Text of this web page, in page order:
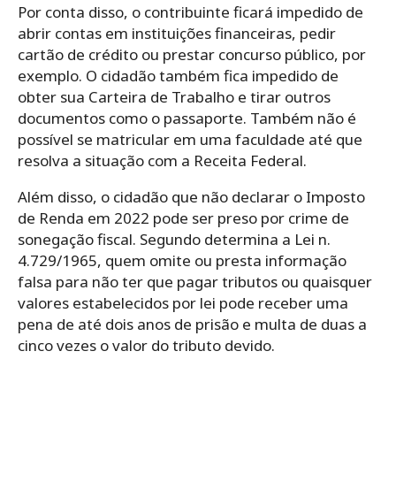
Por conta disso, o contribuinte ficará impedido de
abrir contas em instituições financeiras, pedir
cartão de crédito ou prestar concurso público, por
exemplo. O cidadão também fica impedido de
obter sua Carteira de Trabalho e tirar outros
documentos como o passaporte. Também não é
possível se matricular em uma faculdade até que
resolva a situação com a Receita Federal.
Além disso, o cidadão que não declarar o Imposto
de Renda em 2022 pode ser preso por crime de
sonegação fiscal. Segundo determina a Lei n.
4.729/1965, quem omite ou presta informação
falsa para não ter que pagar tributos ou quaisquer
valores estabelecidos por lei pode receber uma
pena de até dois anos de prisão e multa de duas a
cinco vezes o valor do tributo devido.